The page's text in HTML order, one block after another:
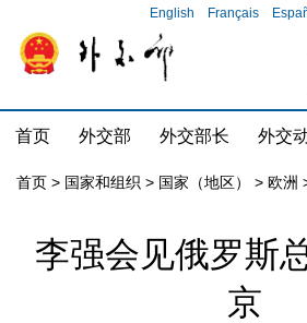
English Français
首页 外交部 外交部长 外交
首页 > 国家和组织 > 国家（地区） > 欧洲
李强会见俄罗斯
京